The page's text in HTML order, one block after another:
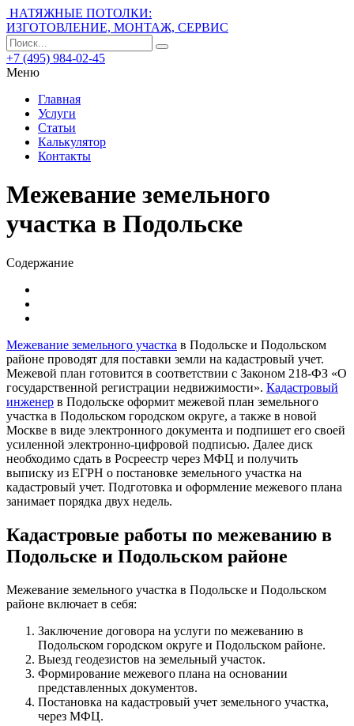
НАТЯЖНЫЕ ПОТОЛКИ:
ИЗГОТОВЛЕНИЕ, МОНТАЖ, СЕРВИС
+7 (495) 984-02-45
Меню
Главная
Услуги
Статьи
Калькулятор
Контакты
Межевание земельного
участка в Подольске
Содержание
Межевание земельного участка в Подольске и Подольском
районе проводят для поставки земли на кадастровый учет.
Межевой план готовится в соответствии с Законом 218-ФЗ «О
государственной регистрации недвижимости». Кадастровый
инженер в Подольске оформит межевой план земельного
участка в Подольском городском округе, а также в новой
Москве в виде электронного документа и подпишет его своей
усиленной электронно-цифровой подписью. Далее диск
необходимо сдать в Росреестр через МФЦ и получить
выписку из ЕГРН о постановке земельного участка на
кадастровый учет. Подготовка и оформление межевого плана
занимает порядка двух недель.
Кадастровые работы по межеванию в
Подольске и Подольском районе
Межевание земельного участка в Подольске и Подольском
районе включает в себя:
Заключение договора на услуги по межеванию в
Подольском городском округе и Подольском районе.
Выезд геодезистов на земельный участок.
Формирование межевого плана на основании
представленных документов.
Постановка на кадастровый учет земельного участка,
через МФЦ.